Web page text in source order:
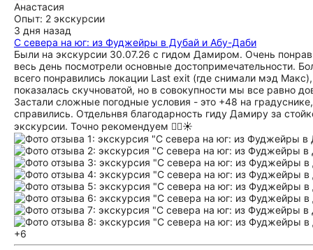
Анастасия
Опыт: 2 экскурсии
3 дня назад
С севера на юг: из Фуджейры в Дубай и Абу-Даби
Были на экскурсии 30.07.26 с гидом Дамиром. Очень
весь день посмотрели основные достопримечательности.
всего понравились локации Last exit (где снимали мэд
показалась скучноватой, но в совокупности мы все равно
Застали сложные погодные условия - это +48 на
справились. Отдельнвя благодарность гиду Дамиру за
экскурсии. Точно рекомендуем 👍🏻☀️
+6